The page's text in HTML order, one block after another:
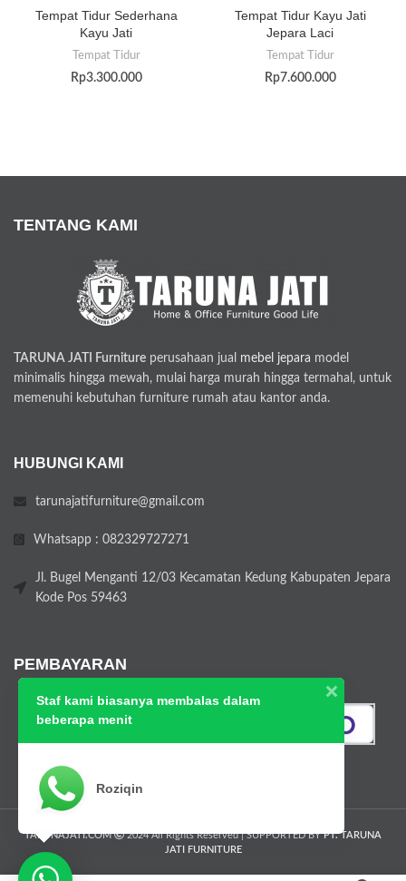
Tempat Tidur Sederhana
Kayu Jati
Tempat Tidur
Rp3.300.000
Tempat Tidur Kayu Jati
Jepara Laci
Tempat Tidur
Rp7.600.000
TENTANG KAMI
TARUNA JATI Furniture perusahaan jual mebel jepara model
minimalis hingga mewah, mulai harga murah hingga termahal, untuk
memenuhi kebutuhan furniture rumah atau kantor anda.
HUBUNGI KAMI
tarunajatifurniture@gmail.com
Whatsapp : 082329727271
Jl. Bugel Menganti 12/03 Kecamatan Kedung Kabupaten Jepara
Kode Pos 59463
PEMBAYARAN
TARUNAJATI.COM 2024 All Rights Reserved | SUPPORTED BYPT. TARUNA
JATI FURNITURE
Staf kami biasanya membalas dalam
beberapa menit
Roziqin